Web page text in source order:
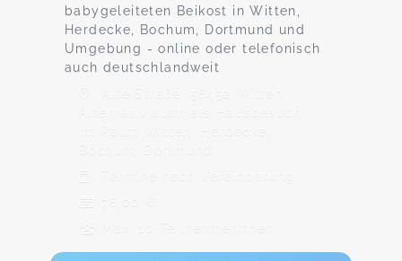
babygeleiteten Beikost in Witten,
Herdecke, Bochum, Dortmund und
Umgebung - online oder telefonisch
auch deutschlandweit
Alte Straße, 58452 Witten
Alternativ auch als Hausbesuch
im Raum Witten, Herdecke,
Bochum, Dortmund
Termine nach Vereinbarung
78,00 €
Max. 10 TeilnehmerInnen